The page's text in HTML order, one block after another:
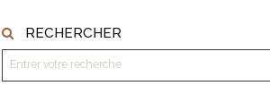
RECHERCHER